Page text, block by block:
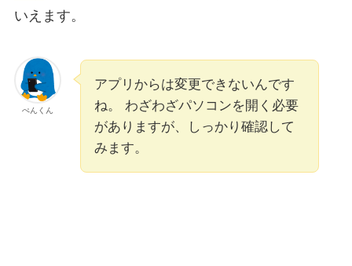
いえます。
ぺんくん
アプリからは変更できないんです
ね。 わざわざパソコンを開く必要
がありますが、しっかり確認して
みます。